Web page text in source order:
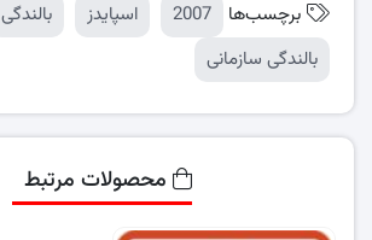
برچسب‌ها 2007 اسپایدز
بالندگی
بالندگی سازمانی
محصولات مرتبط